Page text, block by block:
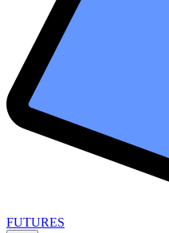
FUTURES